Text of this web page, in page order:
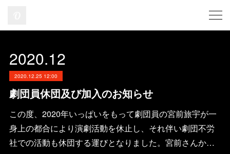
2020.12
2020.12.25 12:00
劇団員休団及び加入のお知らせ
この度、2020年いっぱいをもって劇団員の宮前旅宇が一
身上の都合により演劇活動を休止し、それ伴い劇団不労
社での活動も休団する運びとなりました。宮前さんか…